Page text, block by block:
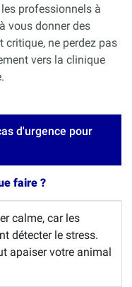
professionnels à
vous donner des
critique, ne perdez pas
vers la clinique
d'urgence pour
faire ?
calme, car les
détecter le stress.
apaiser votre animal